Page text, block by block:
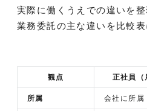
実際に働くうえでの違いを
業務委託の主な違いを比較表
観点 正社員（
所属 会社に所属